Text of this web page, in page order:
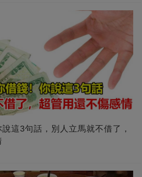
這3句話，別人立馬就不借了，